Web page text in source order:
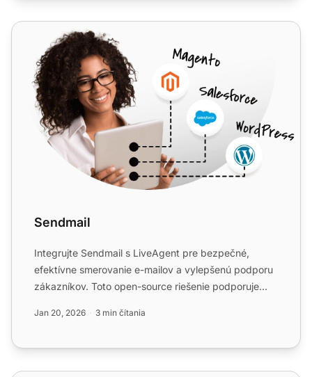
Sendmail
Sendmail
Integrujte Sendmail s LiveAgent pre bezpečné,
efektívne smerovanie e-mailov a vylepšenú podporu
zákazníkov. Toto open-source riešenie podporuje
Jan 20, 2026 3 min čítania